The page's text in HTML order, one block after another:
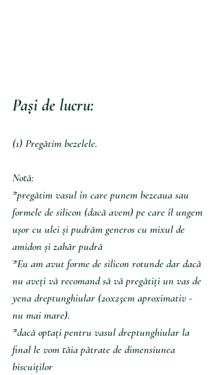
Pași de lucru:
(1) Pregătim bezelele.
Notă:
*pregătim vasul în care punem bezeaua sau
formele de silicon (dacă avem) pe care îl ungem
ușor cu ulei și pudrăm generos cu mixul de
amidon și zahăr pudră
*Eu am avut forme de silicon rotunde dar dacă
nu aveți vă recomand să vă pregătiți un vas de
yena dreptunghiular (20x25cm aproximativ -
nu mai mare).
*dacă optați pentru vasul dreptunghiular la
final le vom tăia pătrate de dimensiunea
biscuiților